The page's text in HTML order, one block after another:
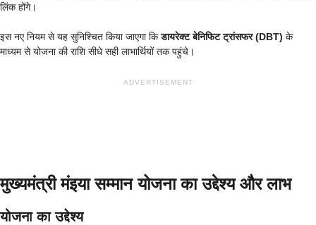
लिंक होंगे।
इस नए नियम से यह सुनिश्चित किया जाएगा किडायरेक्ट बेनिफिट ट्रांसफर (DBT) के
माध्यम से योजना की राशि सीधे सही लाभार्थियों तक पहुंचे।
ADVERTISEMENT
मुख्यमंत्री मंइया सम्मान योजना का उद्देश्य और लाभ
योजना का उद्देश्य